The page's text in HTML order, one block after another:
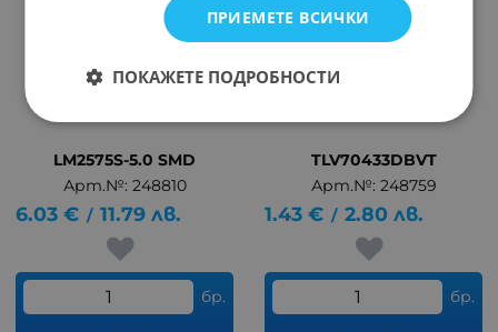
LM2575S-5.0 SMD
Арт.№: 248810
6.03 € / 11.79 лв.
бр.
TLV70433DBVT
Арт.№: 248759
1.43 € / 2.80 лв.
бр.
ПРИЕМЕТЕ ВСИЧКИ
ПОКАЖЕТЕ ПОДРОБНОСТИ